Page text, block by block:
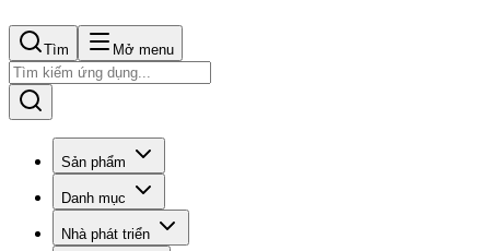
Tìm Mở menu
Sản phẩm
Danh mục
Nhà phát triển